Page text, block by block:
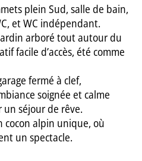
plein Sud, salle de bain,
et WC indépendant.
arboré tout autour du
facile d’accès, été comme
fermé à clef,
soignée et calme
séjour de rêve.
cocon alpin unique, où
un spectacle.